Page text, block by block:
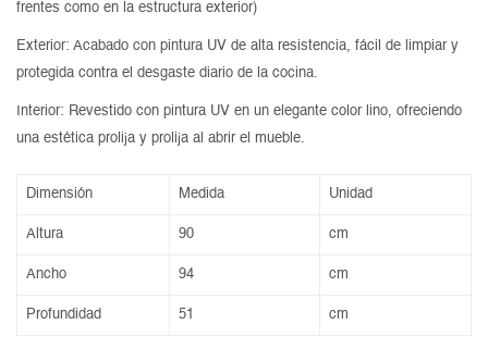
frentes como en la estructura exterior)
Exterior: Acabado con pintura UV de alta resistencia, fácil de limpiar y
protegida contra el desgaste diario de la cocina.
Interior: Revestido con pintura UV en un elegante color lino, ofreciendo
una estética prolija y prolija al abrir el mueble.
Dimensión Medida Unidad
Altura 90 cm
Ancho 94 cm
Profundidad 51 cm